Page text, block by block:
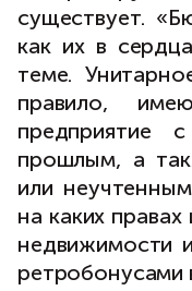
существует.
как их в
теме.
правило,
предприятие
прошлым, а
или
на каких
недвижимости
ретробонусами